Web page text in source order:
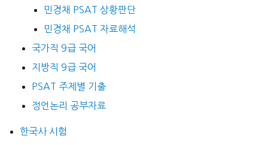
민경채 PSAT 상황판단
민경채 PSAT 자료해석
국가직 9급 국어
지방직 9급 국어
PSAT 주제별 기출
정언논리 공부자료
한국사 시험